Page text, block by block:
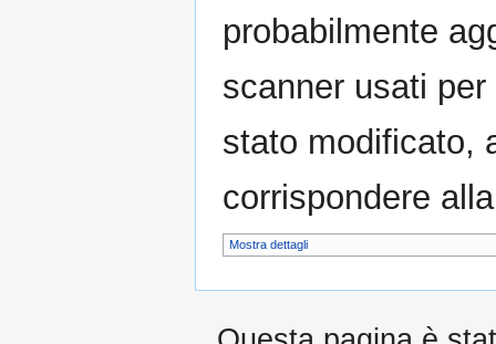
probabilmente
scanner usati
stato modificato,
corrispondere
Mostra dettagli